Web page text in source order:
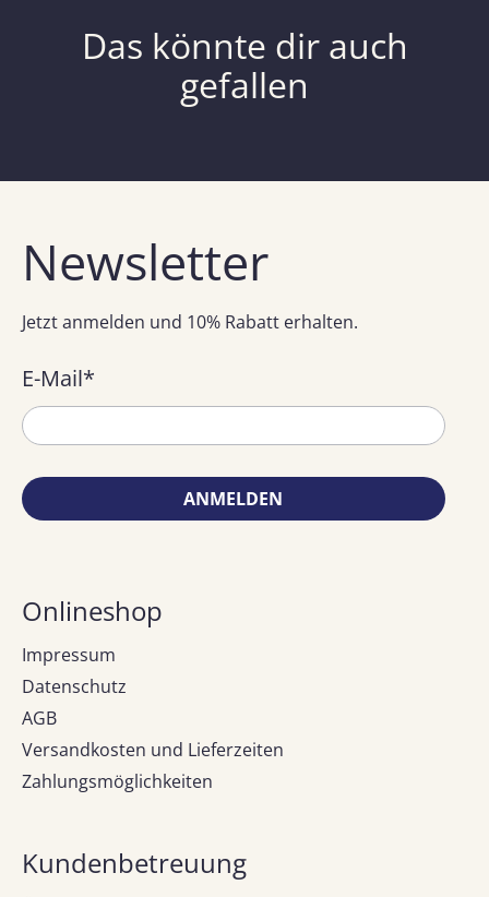
Das könnte dir auch
gefallen
Newsletter
Jetzt anmelden und 10% Rabatt erhalten.
E-Mail*
ANMELDEN
Onlineshop
Impressum
Datenschutz
AGB
Versandkosten und Lieferzeiten
Zahlungsmöglichkeiten
Kundenbetreuung